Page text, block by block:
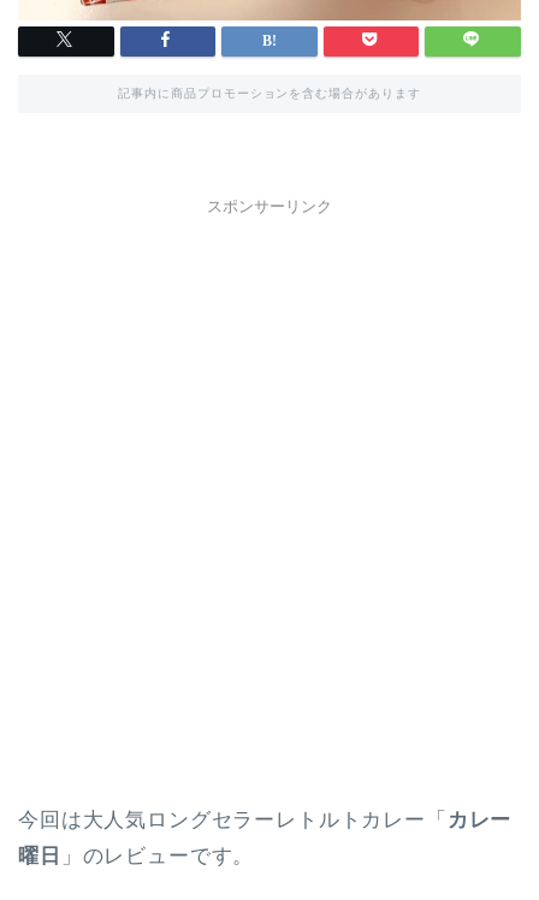
記事内に商品プロモーションを含む場合があります
スポンサーリンク
今回は大人気ロングセラーレトルトカレー「 カレー
曜日 」のレビューです。